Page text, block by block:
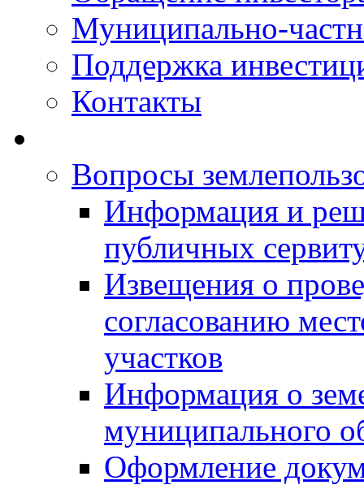
Муниципально-
Поддержка
Контакты
Вопросы
Информация и
публичных
Извещения о
согласованию
участков
Информация о
муниципального
Оформление